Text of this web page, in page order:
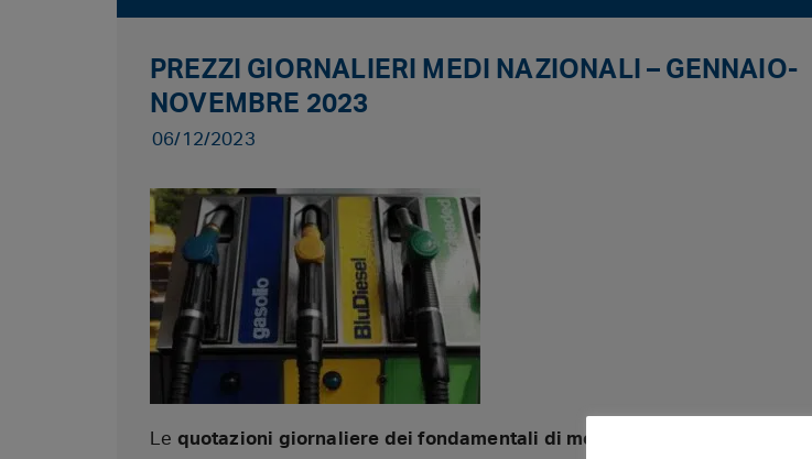
PREZZI GIORNALIERI MEDI NAZIONALI – GENNAIO-
NOVEMBRE 2023
06/12/2023
Le quotazioni giornaliere dei fondamentali di mercato